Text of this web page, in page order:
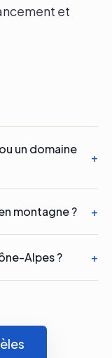
et
un domaine
+
montagne ? +
Alpes ? +